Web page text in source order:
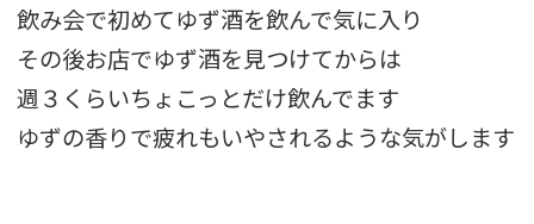
飲み会で初めてゆず酒を飲んで気に入り
その後お店でゆず酒を見つけてからは
週３くらいちょこっとだけ飲んでます
ゆずの香りで疲れもいやされるような気がします